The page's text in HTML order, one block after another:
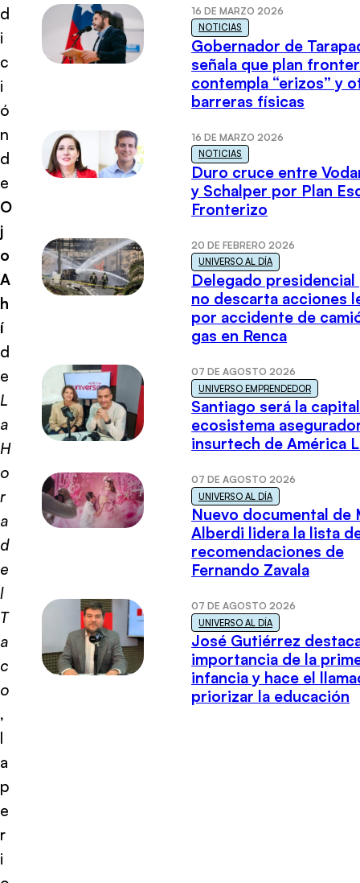
d
i
c
i
ó
n
d
e
O
j
o
A
h
í
d
e
L
a
H
o
r
a
d
e
l
T
a
c
o
,
l
a
p
e
r
i
16 DE MARZO 2026
NOTICIAS
Gobernador de
señala que plan
contempla “erizos” y
barreras físicas
16 DE MARZO 2026
NOTICIAS
Duro cruce entre
y Schalper por Plan
Fronterizo
20 DE FEBRERO 2026
UNIVERSO AL DÍA
Delegado presidencial
no descarta acciones
por accidente de
gas en Renca
07 DE AGOSTO 2026
UNIVERSO EMPRENDEDOR
Santiago será la
ecosistema
insurtech de América
07 DE AGOSTO 2026
UNIVERSO AL DÍA
Nuevo documental de
Alberdi lidera la lista
recomendaciones de
Fernando Zavala
07 DE AGOSTO 2026
UNIVERSO AL DÍA
José Gutiérrez
importancia de la
infancia y hace el
priorizar la educación